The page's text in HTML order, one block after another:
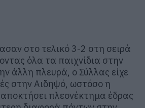
στο τελικό 3-2 στη σειρά
όλα τα παιχνίδια στην
άλλη πλευρά, ο Σύλλας είχε
στην Αιδηψό, ωστόσο η
πλεονέκτημα έδρας